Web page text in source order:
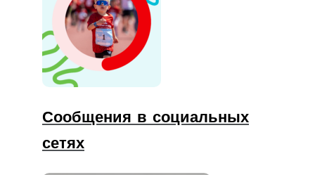
Сообщения в социальных
сетях